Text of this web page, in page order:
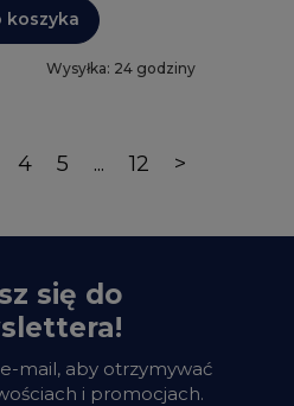
koszyka
Wysyłka: 24 godziny
4 5 ... 12 >
się do
mail, aby otrzymywać
i promocjach.